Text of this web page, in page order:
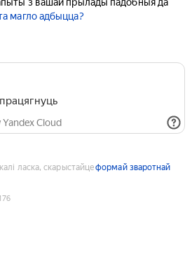
магло адбыцца?
Cloud
ласка, скарыстайцеформай зваротнай